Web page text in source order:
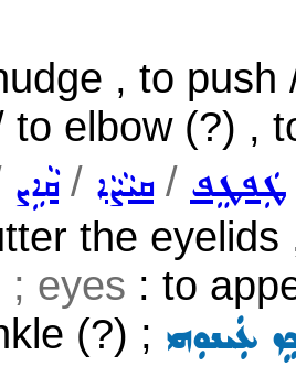
, to
to elbow (?) ,
ܩܵܐܹܨ/ ܩܝܵܨܵܐ / ܛܲܦܛܸܦ
the
; eyes : to
(?) ; ܥܲܝܢܘܼܗܝ